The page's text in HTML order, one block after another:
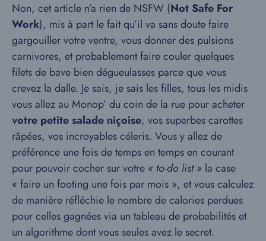
Non, cet article n’a rien de NSFW (Not Safe For
Work), mis à part le fait qu’il va sans doute faire
gargouiller votre ventre, vous donner des pulsions
carnivores, et probablement faire couler quelques
filets de bave bien dégueulasses parce que vous
crevez la dalle. Je sais, je sais les filles, tous les midis
vous allez au Monop’ du coin de la rue pour acheter
votre petite salade niçoise, vos superbes carottes
râpées, vos incroyables céleris. Vous y allez de
préférence une fois de temps en temps en courant
pour pouvoir cocher sur votre « to-do list » la case
« faire un footing une fois par mois », et vous calculez
de manière réfléchie le nombre de calories perdues
pour celles gagnées via un tableau de probabilités et
un algorithme dont vous seules avez le secret.